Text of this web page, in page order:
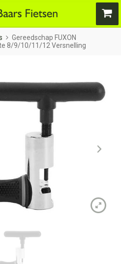
Gereedschap FUXON
8/9/10/11/12 Versnelling